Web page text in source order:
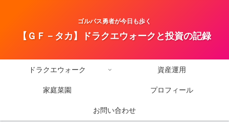
ゴルパス勇者が今日も歩く
【ＧＦ－タカ】ドラクエウォークと投資の記録
ドラクエウォーク 資産運用
家庭菜園 プロフィール
お問い合わせ